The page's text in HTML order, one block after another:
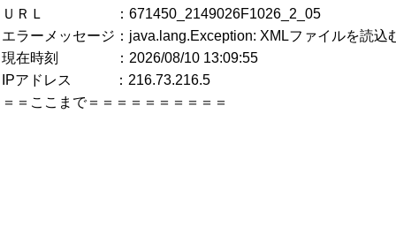
ＵＲＬ ：671450_2149026F1026_2_05
エラーメッセージ：java.lang.Exception: XMLファイルを読込
現在時刻 ：2026/08/10 13:09:55
IPアドレス ：216.73.216.5
＝＝ここまで＝＝＝＝＝＝＝＝＝＝